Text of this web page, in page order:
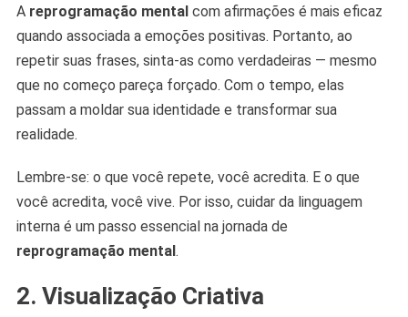
A reprogramação mental com afirmações é mais eficaz
quando associada a emoções positivas. Portanto, ao
repetir suas frases, sinta-as como verdadeiras — mesmo
que no começo pareça forçado. Com o tempo, elas
passam a moldar sua identidade e transformar sua
realidade.
Lembre-se: o que você repete, você acredita. E o que
você acredita, você vive. Por isso, cuidar da linguagem
interna é um passo essencial na jornada de
reprogramação mental .
2. Visualização Criativa